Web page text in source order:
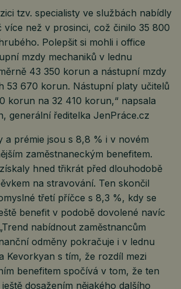
tzv. specialisty ve službách nabídly
než v prosinci, což činilo 35 800
Polepšit si mohli i office
mzdy mechaniků v lednu
43 350 korun a nástupní mzdy
53 670 korun. Nástupní platy učitelů
korun na 32 410 korun,“ napsala
generální ředitelka JenPráce.cz
a prémie jsou s 8,8 % i v novém
zaměstnaneckým benefitem.
hned třikrát před dlouhodobě
na stravování. Ten skončil
třetí příčce s 8,3 %, kdy se
benefit v podobě dovolené navíc
nabídnout zaměstnancům
odměny pokračuje i v lednu
Kevorkyan s tím, že rozdíl mezi
benefitem spočívá v tom, že ten
dosažením nějakého dalšího